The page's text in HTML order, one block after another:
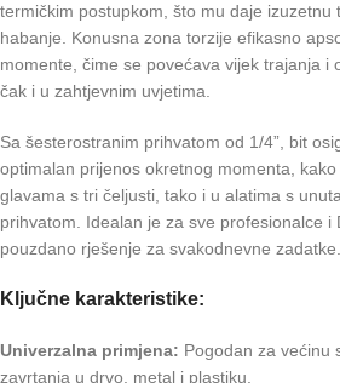
termičkim postupkom, što mu daje izuzetnu
habanje. Konusna zona torzije efikasno
momente, čime se povećava vijek trajanja i
čak i u zahtjevnim uvjetima.
Sa šesterostranim prihvatom od 1/4”, bit
optimalan prijenos okretnog momenta,
glavama s tri čeljusti, tako i u alatima s
prihvatom. Idealan je za sve profesionalce i
pouzdano rješenje za svakodnevne zadatke.
Ključne karakteristike:
Univerzalna primjena: Pogodan za većinu
zavrtanja u drvo, metal i plastiku.